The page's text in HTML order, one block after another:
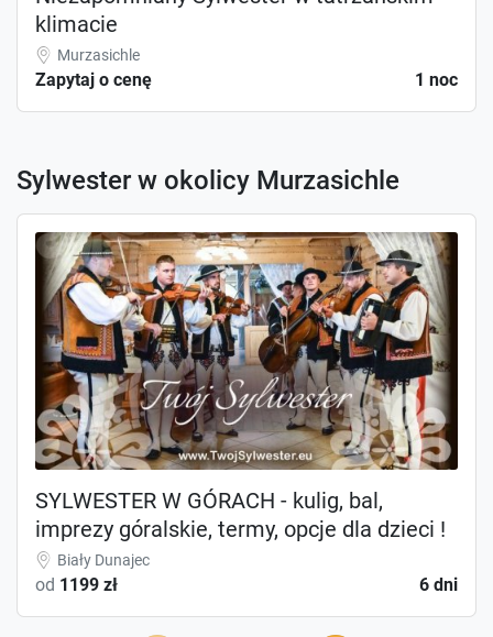
klimacie
Murzasichle
Zapytaj o cenę 1 noc
Sylwester w okolicy Murzasichle
SYLWESTER W GÓRACH - kulig, bal,
imprezy góralskie, termy, opcje dla dzieci !
Biały Dunajec
od 1199 zł 6 dni